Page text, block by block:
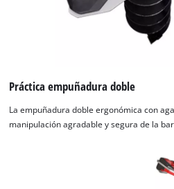
Práctica empuñadura doble
La empuñadura doble ergonómica con
manipulación agradable y segura de la